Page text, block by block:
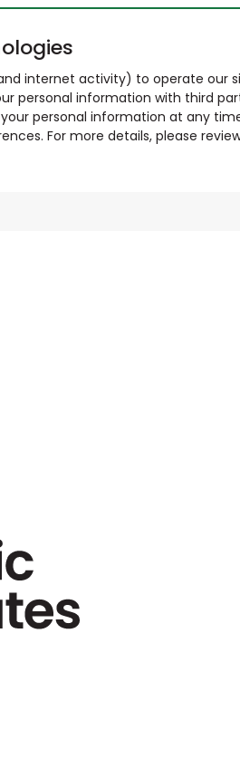
internet activity) to operate our
personal information with third
personal information at any
For more details, please